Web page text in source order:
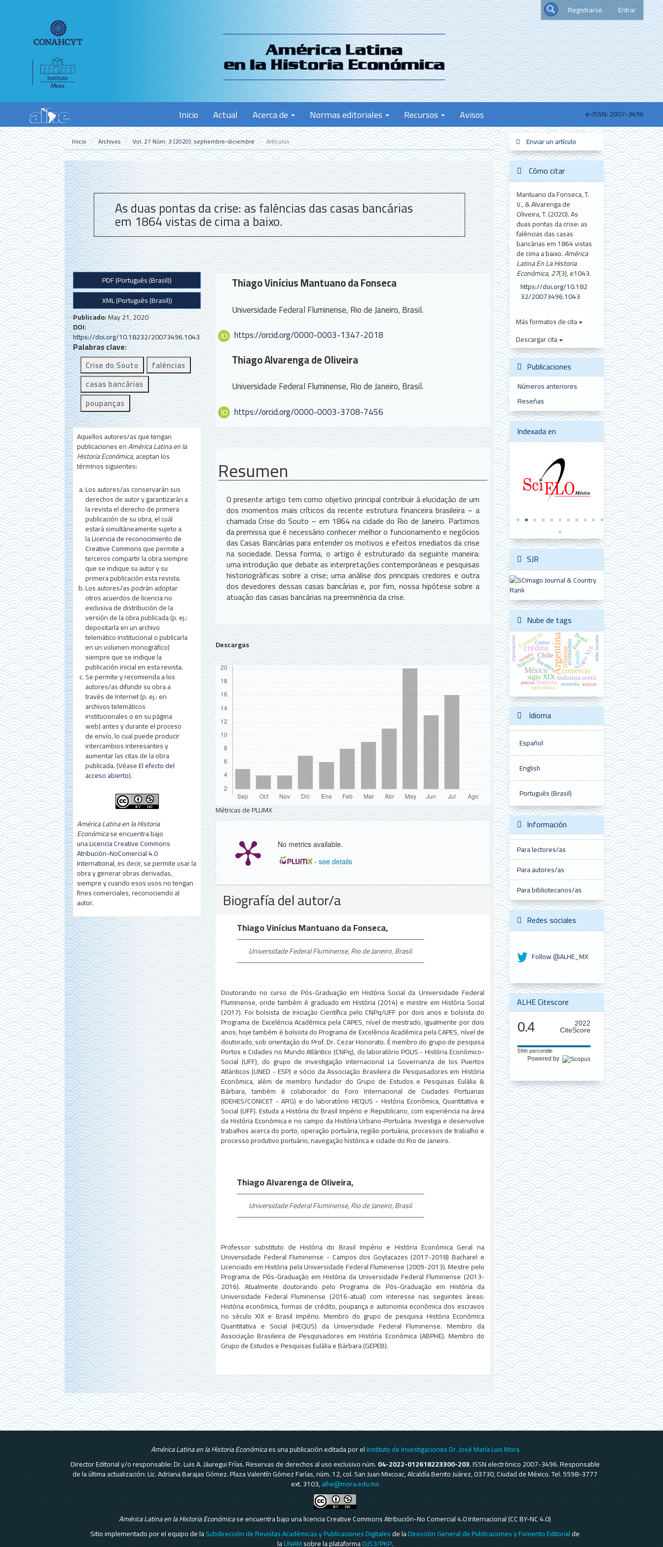
Contenido
Barra
Registrarse Entrar
Inicio Actual Acerca de Normas editoriales Recursos Avisos e-ISSN: 2007-3496
Inicio Archivos Vol. 27 Núm. 3 (2020): septiembre-diciembre Artículos
As duas pontas da crise: as falências das casas bancárias
em 1864 vistas de cima a baixo.
B
a
r
r
a
l
a
t
e
r
a
l
d
e
l
a
r
t
í
c
u
l
o
PDF (Português (Brasil))
XML (Português (Brasil))
Publicado:May 21, 2020
DOI:
https://doi.org/10.18232/20073496.1043
Palabras clave:
Crise do Souto
falências
casas bancárias
poupanças
Aquellos autores/as que tengan
publicaciones enAmérica Latina en la
Historia Económica, aceptan los
términos siguientes:
Los autores/as conservarán sus
derechos de autor y garantizarán a
la revista el derecho de primera
publicación de su obra, el cuál
estará simultáneamente sujeto a
laLicencia de reconocimiento de
Creative Commonsque permite a
terceros compartir la obra siempre
que se indique su autor y su
primera publicación esta revista.
Los autores/as podrán adoptar
otros acuerdos de licencia no
exclusiva de distribución de la
versión de la obra publicada (p. ej.:
depositarla en un archivo
telemático institucional o publicarla
en un volumen monográfico)
siempre que se indique la
publicación inicial en esta revista.
Se permite y recomienda a los
autores/as difundir su obra a
través de Internet (p. ej.: en
archivos telemáticos
institucionales o en su página
web) antes y durante el proceso
de envío, lo cual puede producir
intercambios interesantes y
aumentar las citas de la obra
publicada. (VéaseEl efecto del
acceso abierto).
América Latina en la Historia
Económicase encuentra bajo
unaLicencia Creative Commons
Atribución-NoComercial 4.0
International, es decir, se permite usar la
obra y generar obras derivadas,
siempre y cuando esos usos no tengan
fines comerciales, reconociendo al
autor.
Contenido
principal
del
artículo
Thiago Vinícius Mantuano da Fonseca
Universidade Federal Fluminense, Rio de Janeiro, Brasil.
https://orcid.org/0000-0003-1347-2018
Thiago Alvarenga de Oliveira
Universidade Federal Fluminense, Rio de Janeiro, Brasil.
https://orcid.org/0000-0003-3708-7456
Resumen
O presente artigo tem como objetivo principal contribuir à elucidação de um
dos momentos mais críticos da recente estrutura financeira brasileira – a
chamada Crise do Souto – em 1864 na cidade do Rio de Janeiro. Partimos
da premissa que é necessário conhecer melhor o funcionamento e negócios
das Casas Bancárias para entender os motivos e efeitos imediatos da crise
na sociedade. Dessa forma, o artigo é estruturado da seguinte maneira:
uma introdução que debate as interpretações contemporâneas e pesquisas
historiográficas sobre a crise; uma análise dos principais credores e outra
dos devedores dessas casas bancárias e, por fim, nossa hipótese sobre a
atuação das casas bancárias na preeminência da crise.
Descargas
Métricas de PLUMX
No metrics available.
- see details
Detalles
del
artículo
Biografía del autor/a
Thiago Vinícius Mantuano da Fonseca,
Universidade Federal Fluminense, Rio de Janeiro, Brasil.
Doutorando no curso de Pós-Graduação em História Social da Universidade Federal
Fluminense, onde também é graduado em História (2014) e mestre em História Social
(2017). Foi bolsista de Iniciação Científica pelo CNPq/UFF por dois anos e bolsista do
Programa de Excelência Acadêmica pela CAPES, nível de mestrado, igualmente por dois
anos; hoje também é bolsista do Programa de Excelência Acadêmica pela CAPES, nível de
doutorado, sob orientação do Prof. Dr. Cezar Honorato. É membro do grupo de pesquisa
Portos e Cidades no Mundo Atlântico (CNPq), do laboratório POLIS - História Econômico-
Social (UFF), do grupo de investigação internacional La Governanza de los Puertos
Atlánticos (UNED - ESP) e sócio da Associação Brasileira de Pesquisadores em História
Econômica, além de membro fundador do Grupo de Estudos e Pesquisas Eulália &
Bárbara, também é colaborador do Foro Internacional de Ciudades Portuarias
(IDEHES/CONICET - ARG) e do laboratório HEQUS - História Econômica, Quantitativa e
Social (UFF). Estuda a História do Brasil Império e Republicano, com experiência na área
da História Econômica e no campo da História Urbano-Portuária. Investiga e desenvolve
trabalhos acerca do porto, operação portuária, região portuária, processos de trabalho e
processo produtivo portuário, navegação histórica e cidade do Rio de Janeiro.
Thiago Alvarenga de Oliveira,
Universidade Federal Fluminense, Rio de Janeiro, Brasil.
Professor substituto de História do Brasil Império e História Econômica Geral na
Universidade Federal Fluminense - Campos dos Goytacazes (2017-2018) Bacharel e
Licenciado em História pela Universidade Federal Fluminense (2009-2013). Mestre pelo
Programa de Pós-Graduação em História da Universidade Federal Fluminense (2013-
2016). Atualmente doutorando pelo Programa de Pós-Graduação em História da
Universidade Federal Fluminense (2016-atual) com interesse nas seguintes áreas:
História econômica, formas de crédito, poupança e autonomia econômica dos escravos
no século XIX e Brasil Império. Membro do grupo de pesquisa História Econômica
Quantitativa e Social (HEQUS) da Universidade Federal Fluminense. Membro da
Associação Brasileira de Pesquisadores em História Econômica (ABPHE). Membro do
Grupo de Estudos e Pesquisas Eulália e Bárbara (GEPEB).
un
artículo
Enviar un artículo
Cómo citar
Mantuano da Fonseca, T.
V., & Alvarenga de
Oliveira, T. (2020). As
duas pontas da crise: as
falências das casas
bancárias em 1864 vistas
de cima a baixo.América
Latina En La Historia
Económica,27(3), e1043.
https://doi.org/10.182
32/20073496.1043
Más formatos de cita
Descargar cita
Publicaciones
Números anteriores
Reseñas
sistemas_informacion
Indexada en
new_scimago
SJR
Nube de tags
Argentina
crédito
comercio
México
Chile finanzas
siglo XIX
economía
industria textil
fuentes Estado
bancos
historia
Comercio
moneda
siglo XIX.
azúcar
Perú
Brasil
agricultura
precios
minería
Crédito redes sociales
exportaciones
Idioma
Español
English
Português (Brasil)
Información
Para lectores/as
Para autores/as
Para bibliotecarios/as
redes
Redes sociales
Follow @ALHE_MX
ALHE Citescore
0.4
2022
CiteScore
59th percentile
Powered by
América Latina en la Historia Económicaes una publicación editada por elInstituto de Investigaciones Dr. José María Luis Mora
Director Editorial y/o responsable: Dr. Luis A. Jáuregui Frías. Reservas de derechos al uso exclusivo núm.04-2022-012618223300-203. ISSN electrónico 2007-3496. Responsable
de la última actualización: Lic. Adriana Barajas Gómez. Plaza Valentín Gómez Farías, núm. 12, col. San Juan Mixcoac, Alcaldía Benito Juárez, 03730, Ciudad de México. Tel. 5598-3777
ext. 3103,alhe@mora.edu.mx
América Latina en la Historia Económicase encuentra bajo una licencia Creative Commons Atribución-No Comercial 4.0 Internacional (CC BY-NC 4.0)
Sitio implementado por el equipo de laSubdirección de Revistas Académicas y Publicaciones Digitalesde laDirección General de Publicaciones y Fomento Editorialde
laUNAMsobre la plataformaOJS3/PKP.